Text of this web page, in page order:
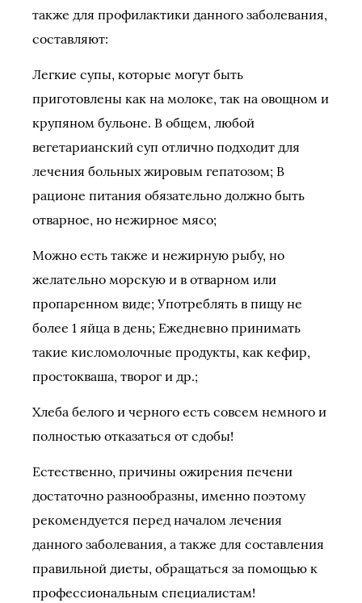
также для профилактики данного заболевания,
составляют:
Легкие супы, которые могут быть
приготовлены как на молоке, так на овощном и
крупяном бульоне. В общем, любой
вегетарианский суп отлично подходит для
лечения больных жировым гепатозом; В
рационе питания обязательно должно быть
отварное, но нежирное мясо;
Можно есть также и нежирную рыбу, но
желательно морскую и в отварном или
пропаренном виде; Употреблять в пищу не
более 1 яйца в день; Ежедневно принимать
такие кисломолочные продукты, как кефир,
простокваша, творог и др.;
Хлеба белого и черного есть совсем немного и
полностью отказаться от сдобы!
Естественно, причины ожирения печени
достаточно разнообразны, именно поэтому
рекомендуется перед началом лечения
данного заболевания, а также для составления
правильной диеты, обращаться за помощью к
профессиональным специалистам!